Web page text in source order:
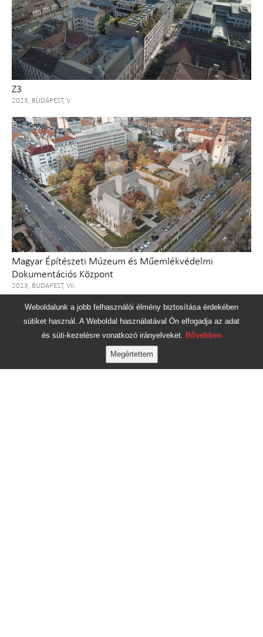
Z3
2023, BUDAPEST, V.
Magyar Építészeti Múzeum és Műemlékvédelmi
Dokumentációs Központ
2023, BUDAPEST, VII.
Weboldalunk a jobb felhasználói élmény biztosítása érdekében
sütiket használ. A Weboldal használatával Ön elfogadja az adat
és süti-kezelésre vonatkozó irányelveket. Bővebben